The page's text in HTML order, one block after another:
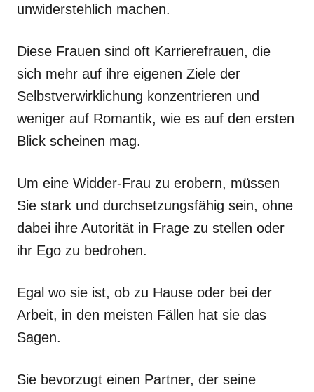
unwiderstehlich machen.
Diese Frauen sind oft Karrierefrauen, die
sich mehr auf ihre eigenen Ziele der
Selbstverwirklichung konzentrieren und
weniger auf Romantik, wie es auf den ersten
Blick scheinen mag.
Um eine Widder-Frau zu erobern, müssen
Sie stark und durchsetzungsfähig sein, ohne
dabei ihre Autorität in Frage zu stellen oder
ihr Ego zu bedrohen.
Egal wo sie ist, ob zu Hause oder bei der
Arbeit, in den meisten Fällen hat sie das
Sagen.
Sie bevorzugt einen Partner, der seine